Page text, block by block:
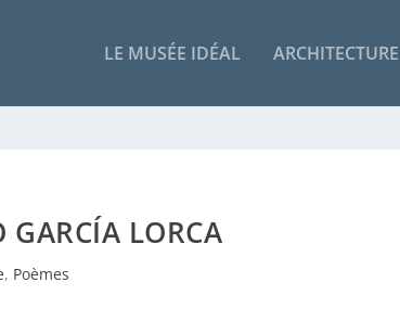
LE MUSÉE IDÉAL ARCHITECTURE
GARCÍA LORCA
, Poèmes